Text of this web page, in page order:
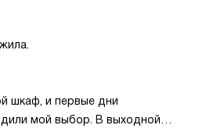
шкаф, и первые дни
мой выбор. В выходной